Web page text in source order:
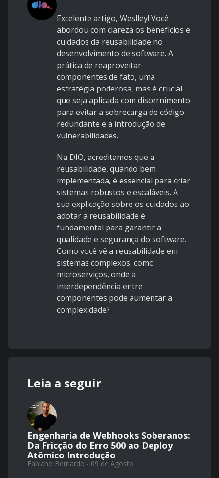
Excelente artigo, Weslley! Você
abordou com clareza os benefícios e
cuidados da reusabilidade no
desenvolvimento de software. A
prática de reaproveitar
componentes de fato, uma
estratégia poderosa, mas é crucial
que seja aplicada com discernimento
para evitar a sobrecarga de código
redundante e a introdução de
vulnerabilidades.
Na DIO, acreditamos que a
reusabilidade, quando bem
implementada, é essencial para criar
sistemas robustos e escaláveis. A
sua explicação sobre os cuidados ao
adotar a reusabilidade é
fundamental para garantir a
qualidade e segurança do software.
Como você vê a reusabilidade em
sistemas complexos, como
microserviços, onde a
interdependência entre
componentes pode aumentar a
complexidade?
Leia a seguir
Engenharia de Webhooks Soberanos:
Da Fricção do Erro 500 ao Deploy
Atômico Introdução
Fabiano Bernardo - 09 de Agosto